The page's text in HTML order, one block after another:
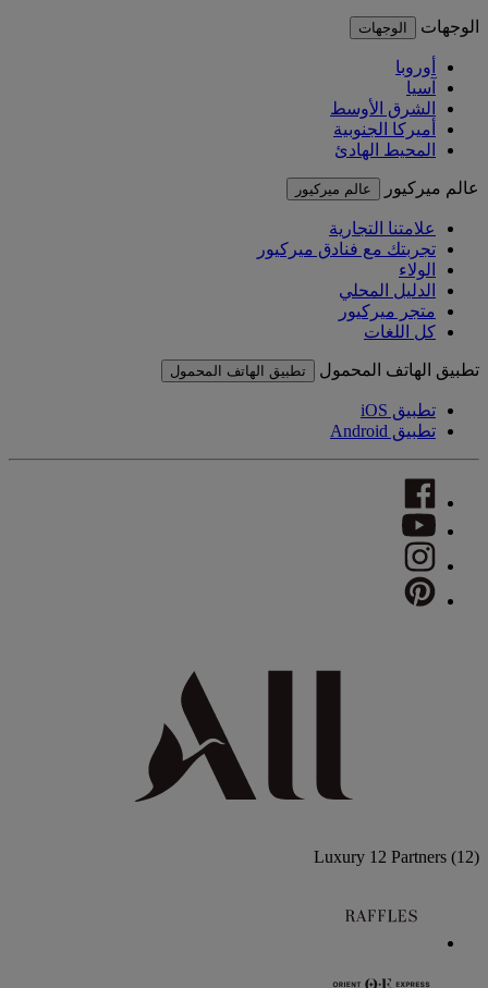
الوجهات الوجهات
أوروبا
آسيا
الشرق الأوسط
أميركا الجنوبية
المحيط الهادئ
عالم ميركيور عالم ميركيور
علامتنا التجارية
تجربتك مع فنادق ميركيور
الولاء
الدليل المحلي
متجر ميركيور
كل اللغات
تطبيق الهاتف المحمول تطبيق الهاتف المحمول
تطبيق iOS
تطبيق Android
Luxury 12 Partners (12)